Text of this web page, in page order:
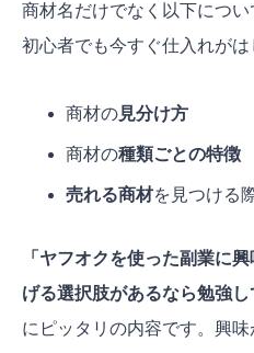
商材名だけでなく以下につい
初心者でも今すぐ仕入れがは
商材の見分け方
商材の種類ごとの特徴
売れる商材を見つける
「ヤフオクを使った副業に
げる選択肢があるなら勉強し
にピッタリの内容です。興